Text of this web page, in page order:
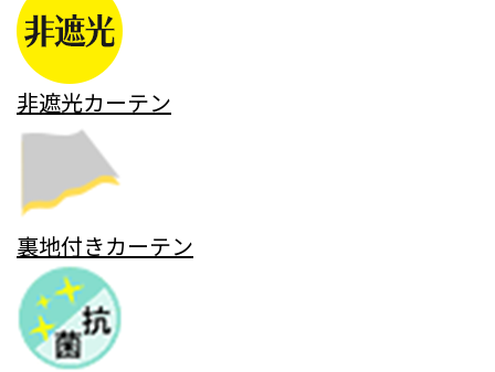
非遮光カーテン
裏地付きカーテン